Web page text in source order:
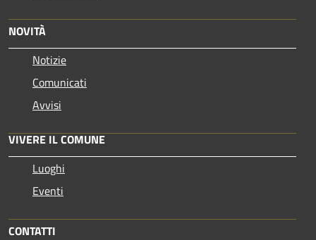
NOVITÀ
Notizie
Comunicati
Avvisi
VIVERE IL COMUNE
Luoghi
Eventi
CONTATTI